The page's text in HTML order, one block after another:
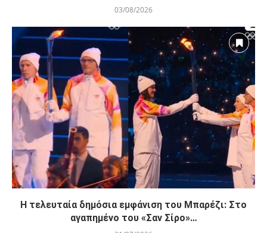
03/08/2026
Η τελευταία δημόσια εμφάνιση του Μπαρέζι: Στο
αγαπημένο του «Σαν Σίρο»…